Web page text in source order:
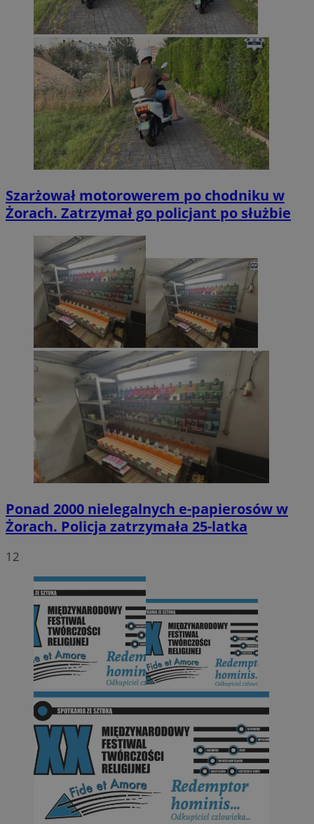
Szarżował motorowerem po chodniku w
Żorach. Zatrzymał go policjant po służbie
Ponad 2000 nielegalnych e-papierosów w
Żorach. Policja zatrzymała 25-latka
12